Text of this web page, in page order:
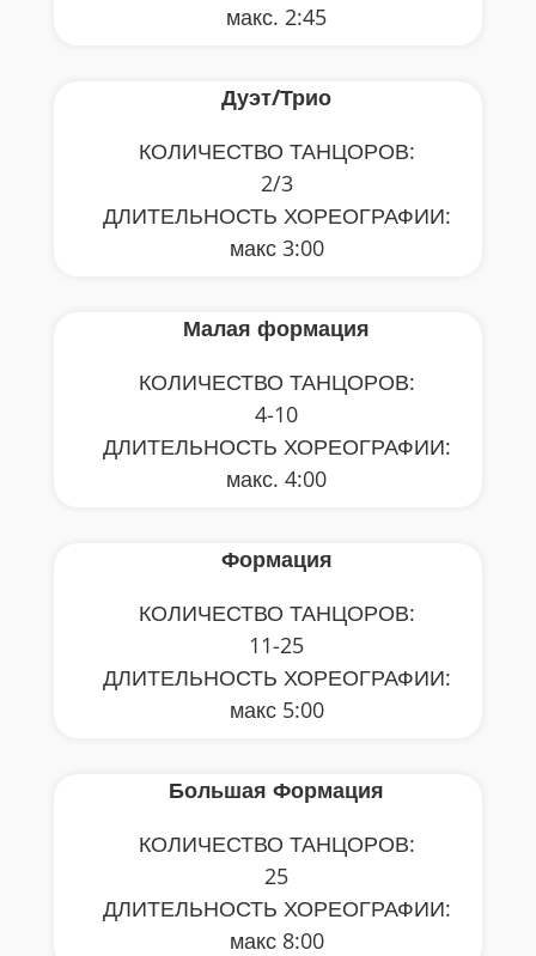
макс. 2:45
Дуэт/Трио
КОЛИЧЕСТВО ТАНЦОРОВ:
2/3
ДЛИТЕЛЬНОСТЬ ХОРЕОГРАФИИ:
макс 3:00
Малая формация
КОЛИЧЕСТВО ТАНЦОРОВ:
4-10
ДЛИТЕЛЬНОСТЬ ХОРЕОГРАФИИ:
макс. 4:00
Формация
КОЛИЧЕСТВО ТАНЦОРОВ:
11-25
ДЛИТЕЛЬНОСТЬ ХОРЕОГРАФИИ:
макс 5:00
Большая Формация
КОЛИЧЕСТВО ТАНЦОРОВ:
25
ДЛИТЕЛЬНОСТЬ ХОРЕОГРАФИИ:
макс 8:00